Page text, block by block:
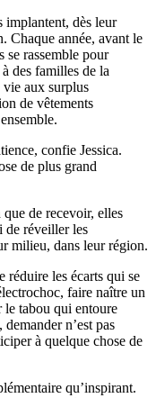
implantent, dès leur
Chaque année, avant le
se rassemble pour
des familles de la
aux surplus
de vêtements
confie Jessica.
de plus grand
de recevoir, elles
de réveiller les
milieu, dans leur région.
réduire les écarts qui se
faire naître un
tabou qui entoure
n’est pas
à quelque chose de
qu’inspirant.